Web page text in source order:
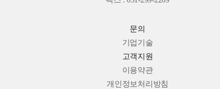
문의
기업기술
고객지원
이용약관
개인정보처리방침